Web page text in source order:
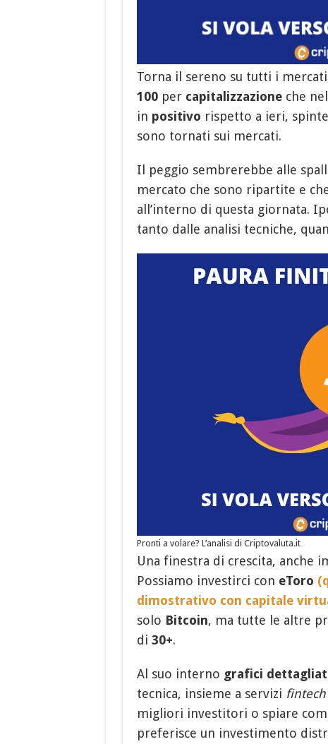
Torna il sereno su tutti i
100per capitalizzazioneche
in positivo rispetto a ieri,
sono tornati sui mercati.
Il peggio sembrerebbe alle
mercato che sono ripartite e
all’interno di questa giornata.
tanto dalle analisi tecniche,
Pronti a volare? L’analisi di Criptovaluta.it
Una finestra di crescita, anche
Possiamo investirci con eToro
dimostrativo con capitale
solo Bitcoin, ma tutte le altre
di 30+.
Al suo interno grafici
tecnica, insieme a servizi fintech
migliori investitori o spiare
preferisce un investimento